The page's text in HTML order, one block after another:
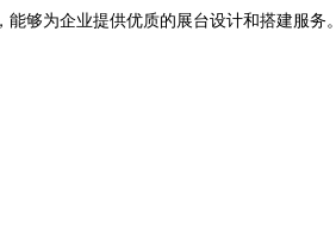
够为企业提供优质的展台设计和搭建服务。